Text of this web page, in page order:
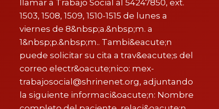
llamar a Trabajo Social al 54247850, ext.
1503, 1508, 1509, 1510-1515 de lunes a
viernes de 8&nbsp;a.&nbsp;m. a
1&nbsp;p.&nbsp;m.. Tambi&eacute;n
puede solicitar su cita a trav&eacute;s del
correo electr&oacute;nico: mex-
trabajosocial@shrinenet.org, adjuntando
la siguiente informaci&oacute;n: Nombre